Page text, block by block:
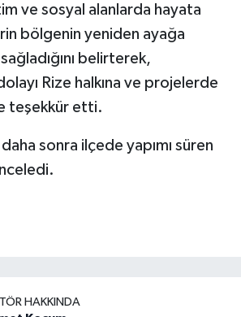
ve sosyal alanlarda hayata
bölgenin yeniden ayağa
sağladığını belirterek,
Rize halkına ve projelerde
teşekkür etti.
sonra ilçede yapımı süren
HAKKINDA